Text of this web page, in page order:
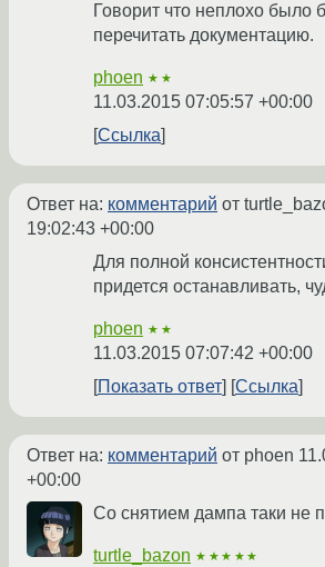
Говорит что неплохо было
перечитать документацию.
phoen ★★
11.03.2015 07:05:57 +00:00
Ссылка
Ответ на: комментарий от
19:02:43 +00:00
Для полной
придется останавливать,
phoen ★★
11.03.2015 07:07:42 +00:00
Показать ответ
Ссылка
Ответ на: комментарий от phoen
+00:00
Со снятием дампа таки не
turtle_bazon ★★★★★